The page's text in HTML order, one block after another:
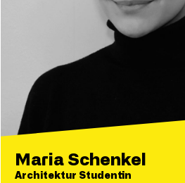
Maria Schenkel
Architektur Studentin